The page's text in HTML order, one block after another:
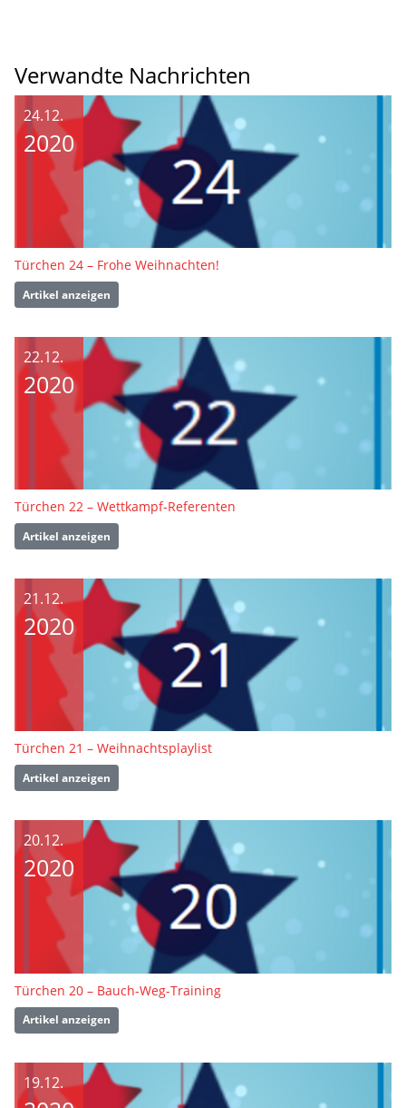
Verwandte Nachrichten
24.12.
2020
Türchen 24 – Frohe Weihnachten!
Artikel anzeigen
22.12.
2020
Türchen 22 – Wettkampf-Referenten
Artikel anzeigen
21.12.
2020
Türchen 21 – Weihnachtsplaylist
Artikel anzeigen
20.12.
2020
Türchen 20 – Bauch-Weg-Training
Artikel anzeigen
19.12.